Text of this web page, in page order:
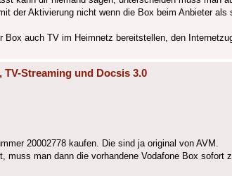
der Aktivierung nicht wenn die Box beim Anbieter als
Box auch TV im Heimnetz bereitstellen, den
Streaming und Docsis 3.0
20002778 kaufen. Die sind ja original von AVM.
muss man dann die vorhandene Vodafone Box sofort